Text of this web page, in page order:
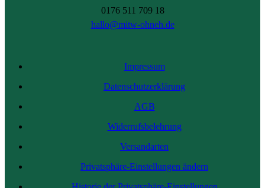
0176 511 709 18
hallo@mitw-ohneh.de
Impressum
Datenschutzerklärung
AGB
Widerrufsbelehrung
Versandarten
Privatsphäre-Einstellungen ändern